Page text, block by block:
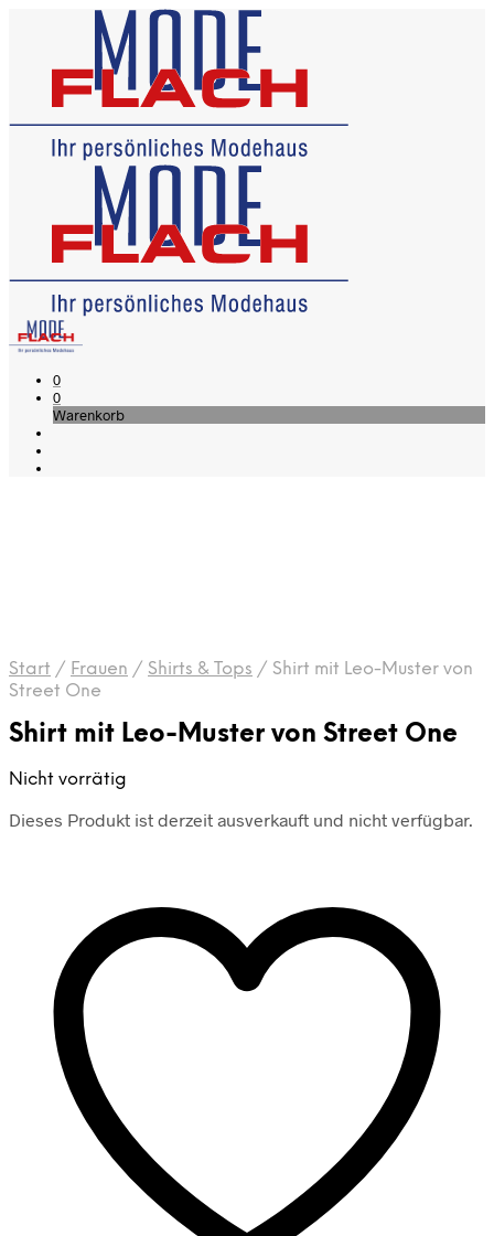
0
0
Warenkorb
Start / Frauen / Shirts & Tops / Shirt mit Leo-Muster von
Street One
Shirt mit Leo-Muster von Street One
Nicht vorrätig
Dieses Produkt ist derzeit ausverkauft und nicht verfügbar.